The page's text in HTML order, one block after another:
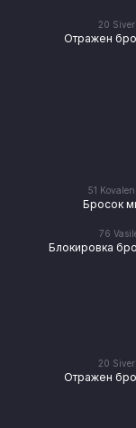
20
Отражен
51
Бросок
76
Блокировка
20
Отражен